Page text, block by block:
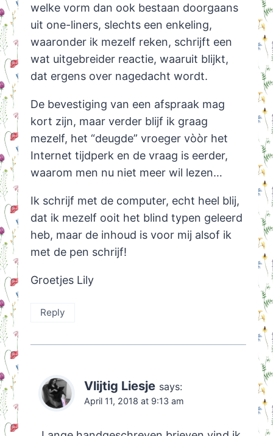
welke vorm dan ook bestaan doorgaans
uit one-liners, slechts een enkeling,
waaronder ik mezelf reken, schrijft een
wat uitgebreider reactie, waaruit blijkt,
dat ergens over nagedacht wordt.
De bevestiging van een afspraak mag
kort zijn, maar verder blijf ik graag
mezelf, het “deugde” vroeger vòòr het
Internet tijdperk en de vraag is eerder,
waarom men nu niet meer wil lezen…
Ik schrijf met de computer, echt heel blij,
dat ik mezelf ooit het blind typen geleerd
heb, maar de inhoud is voor mij alsof ik
met de pen schrijf!
Groetjes Lily
Reply
Vlijtig Liesje says:
April 11, 2018 at 9:13 am